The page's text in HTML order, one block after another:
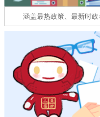
ENGLISH
ESPAÑOL
ITALIANO
涵盖最热政策、最新时政